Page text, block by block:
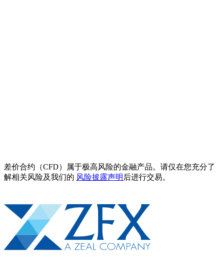
差价合约（CFD）属于极高风险的金融产品。请仅在您充分了
解相关风险及我们的 风险披露声明 后进行交易。